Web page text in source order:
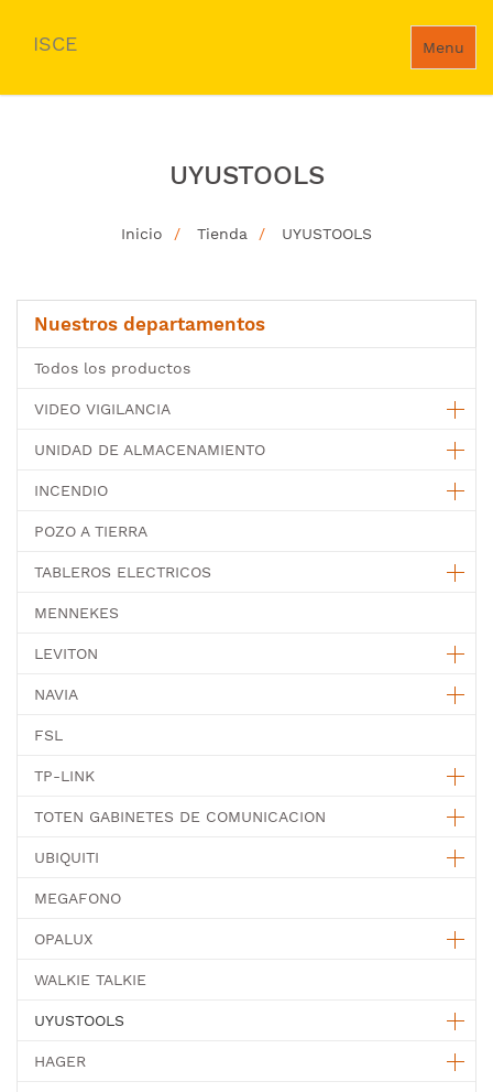
Menu
ISCE
UYUSTOOLS
Inicio Tienda UYUSTOOLS
Nuestros departamentos
Todos los productos
VIDEO VIGILANCIA
UNIDAD DE ALMACENAMIENTO
INCENDIO
POZO A TIERRA
TABLEROS ELECTRICOS
MENNEKES
LEVITON
NAVIA
FSL
TP-LINK
TOTEN GABINETES DE COMUNICACION
UBIQUITI
MEGAFONO
OPALUX
WALKIE TALKIE
UYUSTOOLS
HAGER